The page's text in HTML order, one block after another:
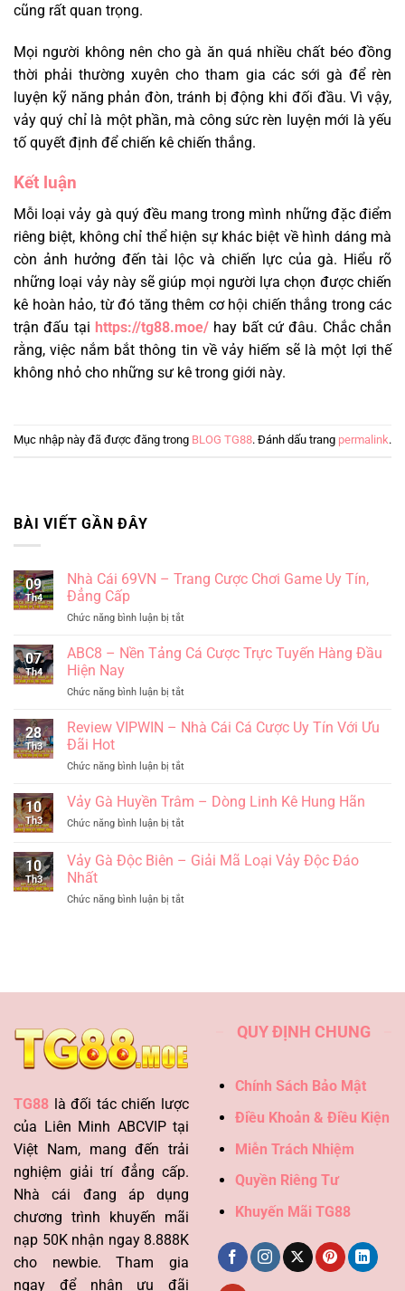
cũng rất quan trọng.
Mọi người không nên cho gà ăn quá nhiều chất béo đồng
thời phải thường xuyên cho tham gia các sới gà để rèn
luyện kỹ năng phản đòn, tránh bị động khi đối đầu. Vì vậy,
vảy quý chỉ là một phần, mà công sức rèn luyện mới là yếu
tố quyết định để chiến kê chiến thắng.
Kết luận
Mỗi loại vảy gà quý đều mang trong mình những đặc điểm
riêng biệt, không chỉ thể hiện sự khác biệt về hình dáng mà
còn ảnh hưởng đến tài lộc và chiến lực của gà. Hiểu rõ
những loại vảy này sẽ giúp mọi người lựa chọn được chiến
kê hoàn hảo, từ đó tăng thêm cơ hội chiến thắng trong các
trận đấu tại https://tg88.moe/ hay bất cứ đâu. Chắc chắn
rằng, việc nắm bắt thông tin về vảy hiếm sẽ là một lợi thế
không nhỏ cho những sư kê trong giới này.
Mục nhập này đã được đăng trong BLOG TG88. Đánh dấu trang permalink.
BÀI VIẾT GẦN ĐÂY
09
Th4
Nhà Cái 69VN – Trang Cược Chơi Game Uy Tín,
Đẳng Cấp
Chức năng bình luận bị tắtở
Cái
Trang
Chơi
Tín,
Cấp
07
Th4
ABC8 – Nền Tảng Cá Cược Trực Tuyến Hàng Đầu
Hiện Nay
Chức năng bình luận bị tắtở
–
Cá
Trực
Hàng
Hiện
28
Th3
Review VIPWIN – Nhà Cái Cá Cược Uy Tín Với Ưu
Đãi Hot
Chức năng bình luận bị tắtở
VIPWIN
Nhà
Cá
Tín
10
Th3
Vảy Gà Huyền Trâm – Dòng Linh Kê Hung Hãn
Chức năng bình luận bị tắtở
Gà
Huyền
–
10
Th3
Vảy Gà Độc Biên – Giải Mã Loại Vảy Độc Đáo
Nhất
Chức năng bình luận bị tắtở
Giải
Độc
Đáo
TG88 là đối tác chiến lược
của Liên Minh ABCVIP tại
Việt Nam, mang đến trải
nghiệm giải trí đẳng cấp.
Nhà cái đang áp dụng
chương trình khuyến mãi
nạp 50K nhận ngay 8.888K
cho newbie. Tham gia
ngay để nhận ưu đãi
QUY ĐỊNH CHUNG
Chính Sách Bảo Mật
Điều Khoản & Điều Kiện
Miễn Trách Nhiệm
Quyền Riêng Tư
Khuyến Mãi TG88